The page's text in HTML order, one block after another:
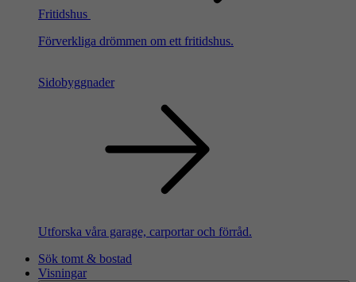
Fritidshus
Förverkliga drömmen om ett fritidshus.
Sidobyggnader
Utforska våra garage, carportar och förråd.
Sök tomt & bostad
Visningar